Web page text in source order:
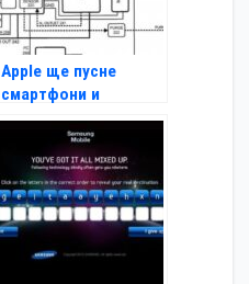
Apple ще пусне
смартфони и
лаптопи на
водородно гориво?